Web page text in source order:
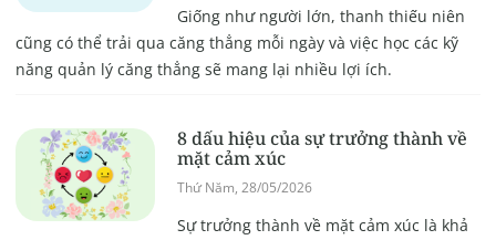
Giống như người lớn, thanh thiếu niên
cũng có thể trải qua căng thẳng mỗi ngày và việc học các kỹ
năng quản lý căng thẳng sẽ mang lại nhiều lợi ích.
8 dấu hiệu của sự trưởng thành về
mặt cảm xúc
Thứ Năm, 28/05/2026
Sự trưởng thành về mặt cảm xúc là khả